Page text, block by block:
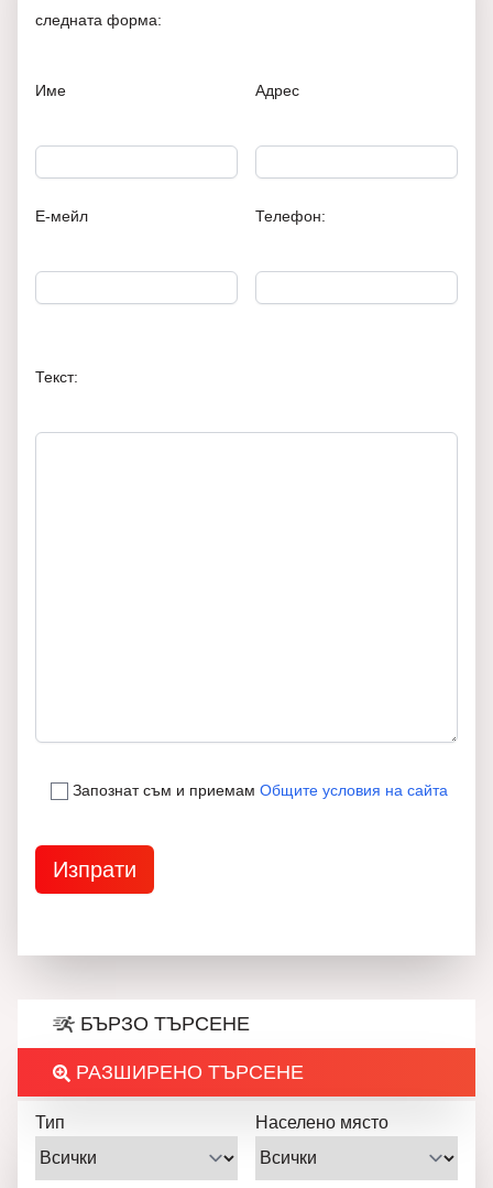
следната форма:
Име
Е-мейл
Адрес
Телефон:
Текст:
Запознат съм и приемам Общите условия на сайта
БЪРЗО ТЪРСЕНЕ
РАЗШИРЕНО ТЪРСЕНЕ
Тип Населено място